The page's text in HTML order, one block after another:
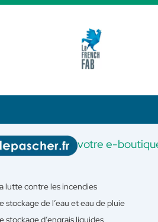
votre e-
lutte contre les incendies
stockage de l’eau et eau de pluie